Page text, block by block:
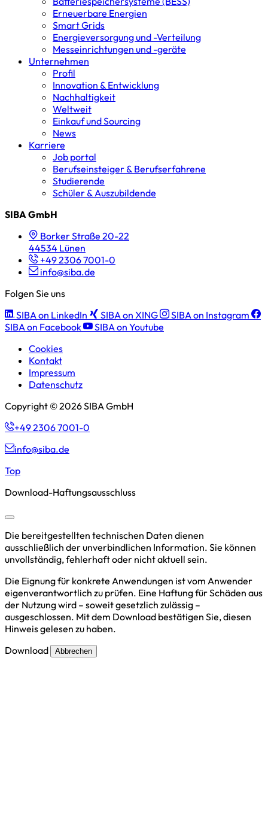
Erneuerbare Energien
Smart Grids
Energieversorgung und -Verteilung
Messeinrichtungen und -geräte
Unternehmen
Profil
Innovation & Entwicklung
Nachhaltigkeit
Weltweit
Einkauf und Sourcing
News
Karriere
Job portal
Berufseinsteiger & Berufserfahrene
Studierende
Schüler & Auszubildende
SIBA GmbH
Borker Straße 20-22
44534 Lünen
+49 2306 7001-0
info@siba.de
Folgen Sie uns
SIBA on LinkedIn
SIBA on XING
SIBA on Instagram
SIBA on Facebook
SIBA on Youtube
Cookies
Kontakt
Impressum
Datenschutz
Copyright © 2026 SIBA GmbH
+49 2306 7001-0
info@siba.de
Top
Download-Haftungsausschluss
Die bereitgestellten technischen Daten dienen
ausschließlich der unverbindlichen Information. Sie können
unvollständig, fehlerhaft oder nicht aktuell sein.
Die Eignung für konkrete Anwendungen ist vom Anwender
eigenverantwortlich zu prüfen. Eine Haftung für Schäden aus
der Nutzung wird – soweit gesetzlich zulässig –
ausgeschlossen. Mit dem Download bestätigen Sie, diesen
Hinweis gelesen zu haben.
Download
Abbrechen